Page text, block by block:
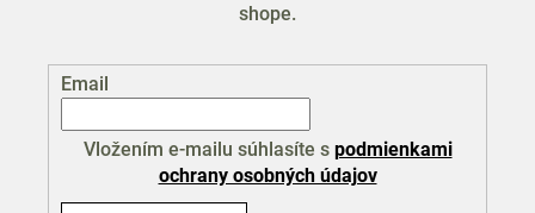
shope.
Email
Vložením e-mailu súhlasíte s podmienkami
ochrany osobných údajov